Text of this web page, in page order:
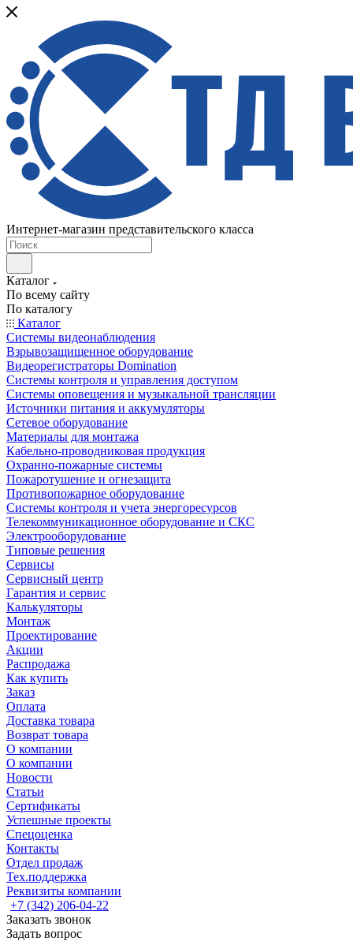
Интернет-магазин представительского класса
Каталог
По всему сайту
По каталогу
Каталог
Системы видеонаблюдения
Взрывозащищенное оборудование
Видеорегистраторы Domination
Системы контроля и управления доступом
Системы оповещения и музыкальной трансляции
Источники питания и аккумуляторы
Сетевое оборудование
Материалы для монтажа
Кабельно-проводниковая продукция
Охранно-пожарные системы
Пожаротушение и огнезащита
Противопожарное оборудование
Системы контроля и учета энергоресурсов
Телекоммуникационное оборудование и СКС
Электрооборудование
Типовые решения
Сервисы
Сервисный центр
Гарантия и сервис
Калькуляторы
Монтаж
Проектирование
Акции
Распродажа
Как купить
Заказ
Оплата
Доставка товара
Возврат товара
О компании
О компании
Новости
Статьи
Сертификаты
Успешные проекты
Спецоценка
Контакты
Отдел продаж
Тех.поддержка
Реквизиты компании
+7 (342) 206-04-22
Заказать звонок
Задать вопрос